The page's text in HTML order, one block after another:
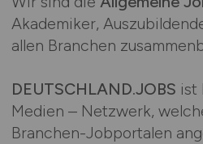
Akademiker,
allen Branchen
DEUTSCHLAND.JOBS ist
Medien – Netzwerk,
Branchen-Jobportalen